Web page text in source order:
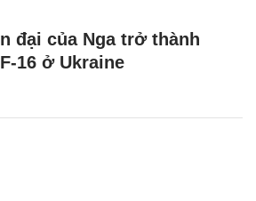
đại của Nga trở thành
16 ở Ukraine